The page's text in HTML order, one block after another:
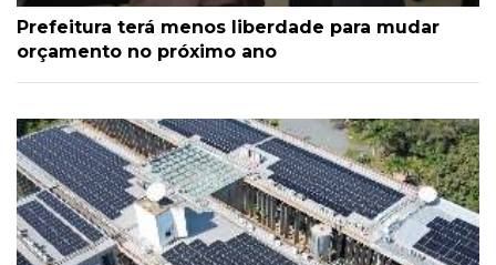
Prefeitura terá menos liberdade para mudar
orçamento no próximo ano